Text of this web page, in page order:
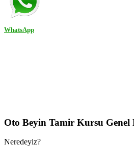
WhatsApp
Oto Beyin Tamir Kursu Genel
Neredeyiz?